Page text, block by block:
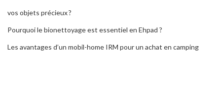
vos objets précieux ?
Pourquoi le bionettoyage est essentiel en Ehpad ?
Les avantages d’un mobil-home IRM pour un achat en camping